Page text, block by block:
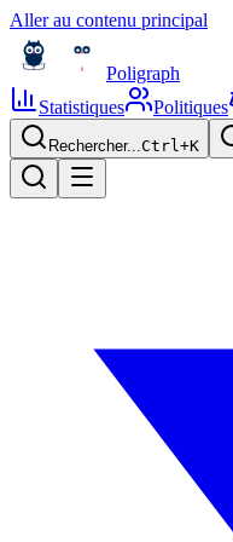
Aller au contenu principal
Poligraph
Statistiques
Politiques
Rechercher...Ctrl+K